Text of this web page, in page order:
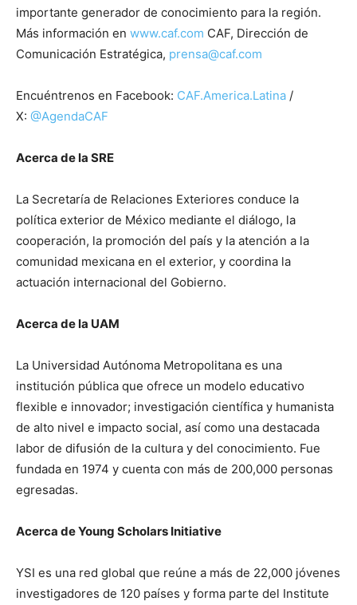
importante generador de conocimiento para la región.
Más información en www.caf.com CAF, Dirección de
Comunicación Estratégica, prensa@caf.com
Encuéntrenos en Facebook: CAF.America.Latina /
X: @AgendaCAF
Acerca de la SRE
La Secretaría de Relaciones Exteriores conduce la
política exterior de México mediante el diálogo, la
cooperación, la promoción del país y la atención a la
comunidad mexicana en el exterior, y coordina la
actuación internacional del Gobierno.
Acerca de la UAM
La Universidad Autónoma Metropolitana es una
institución pública que ofrece un modelo educativo
flexible e innovador; investigación científica y humanista
de alto nivel e impacto social, así como una destacada
labor de difusión de la cultura y del conocimiento. Fue
fundada en 1974 y cuenta con más de 200,000 personas
egresadas.
Acerca de Young Scholars Initiative
YSI es una red global que reúne a más de 22,000 jóvenes
investigadores de 120 países y forma parte del Institute